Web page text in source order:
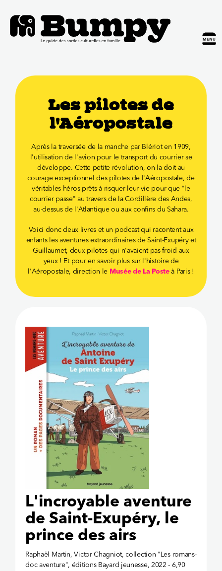
Les pilotes de
l'Aéropostale
Après la traversée de la manche par Blériot en 1909,
l'utilisation de l'avion pour le transport du courrier se
développe. Cette petite révolution, on la doit au
courage exceptionnel des pilotes de l'Aéropostale, de
véritables héros prêts à risquer leur vie pour que "le
courrier passe" au travers de la Cordillère des Andes,
au-dessus de l'Atlantique ou aux confins du Sahara.
Voici donc deux livres et un podcast qui racontent aux
enfants les aventures extraordinaires de Saint-Exupéry et
Guillaumet, deux pilotes qui n'avaient pas froid aux
yeux ! Et pour en savoir plus sur l'histoire de
l'Aéropostale, direction le Musée de La Posteà Paris !
L'incroyable aventure
de Saint-Exupéry, le
prince des airs
Raphaël Martin, Victor Chagniot, collection "Les romans-
doc aventure", éditions Bayard jeunesse, 2022 - 6,90